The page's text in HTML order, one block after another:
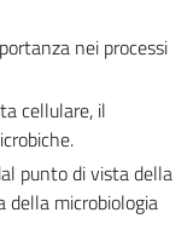
nei processi
cellulare, il
punto di vista della
della microbiologia